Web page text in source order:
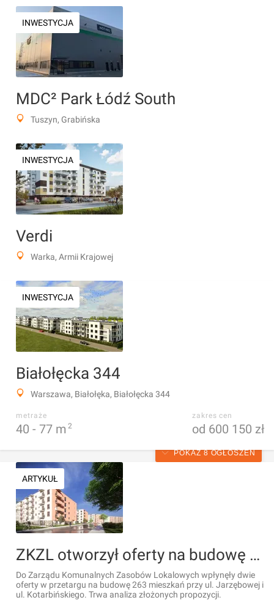
INWESTYCJA
MDC² Park Łódź South
Tuszyn, Grabińska
INWESTYCJA
Verdi
Warka, Armii Krajowej
INWESTYCJA
Białołęcka 344
Warszawa, Białołęka, Białołęcka 344
metraże
40 - 77 m 2
zakres cen
od 600 150 zł
POKAŻ 8 OGŁOSZEŃ
ARTYKUŁ
ZKZL otworzył oferty na budowę 263 mieszkań [WIZUALIZACJE]
Do Zarządu Komunalnych Zasobów Lokalowych wpłynęły dwie
oferty w przetargu na budowę 263 mieszkań przy ul. Jarzębowej i
ul. Kotarbińskiego. Trwa analiza złożonych propozycji.